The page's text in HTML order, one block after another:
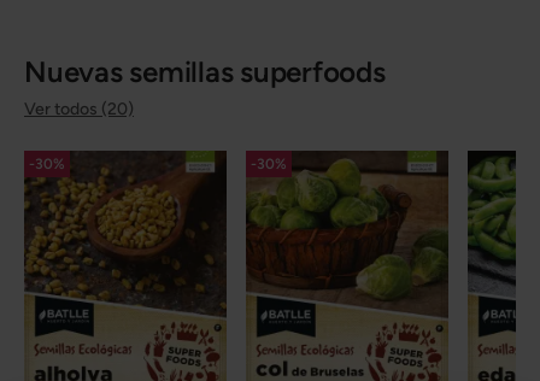
Nuevas semillas superfoods
Ver todos (20)
-30% -30%